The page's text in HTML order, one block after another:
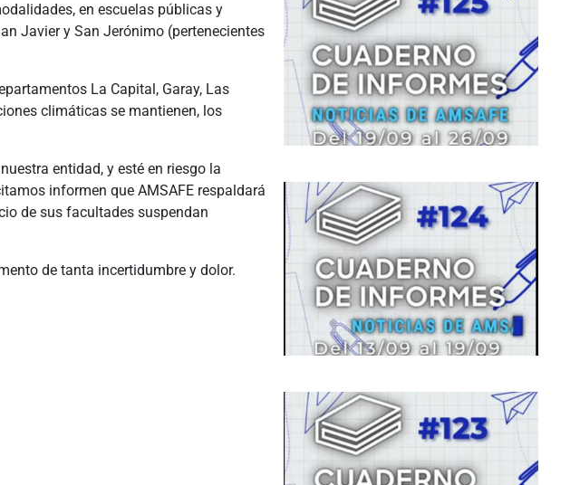
en escuelas públicas y
Javier y San Jerónimo (pertenecientes
La Capital, Garay, Las
climáticas se mantienen, los
entidad, y esté en riesgo la
informen que AMSAFE respaldará
de sus facultades suspendan
de tanta incertidumbre y dolor.